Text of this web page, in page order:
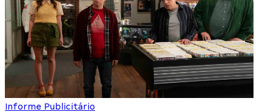
Informe Publicitário